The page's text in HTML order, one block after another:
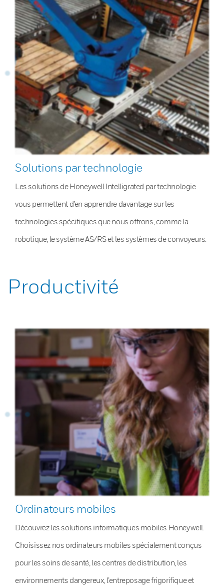
Solutions par technologie
Les solutions de Honeywell Intelligrated par technologie
vous permettent d’en apprendre davantage sur les
technologies spécifiques que nous offrons, comme la
robotique, le système AS/RS et les systèmes de convoyeurs.
Productivité
Ordinateurs mobiles
Découvrez les solutions informatiques mobiles Honeywell.
Choisissez nos ordinateurs mobiles spécialement conçus
pour les soins de santé, les centres de distribution, les
environnements dangereux, l’entreposage frigorifique et